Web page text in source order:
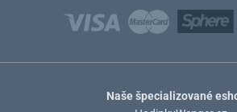
Naše špecializované